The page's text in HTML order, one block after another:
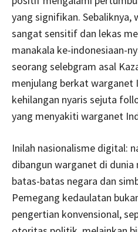
yang signifikan. Sebaliknya,
sangat sensitif dan lekas
manakala ke-indonesiaan-
seorang selebgram asal
menjulang berkat warganet
kehilangan nyaris sejuta
yang menyakiti warganet
Inilah nasionalisme digital:
dibangun warganet di
batas-batas negara dan
Pemegang kedaulatan
pengertian konvensional,